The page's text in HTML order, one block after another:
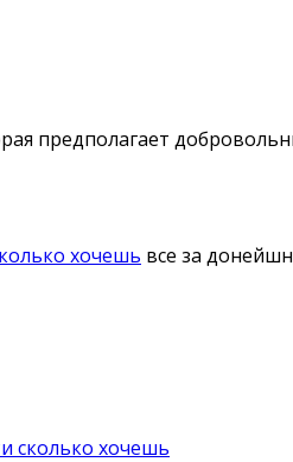
предполагает
все за
сколько хочешь